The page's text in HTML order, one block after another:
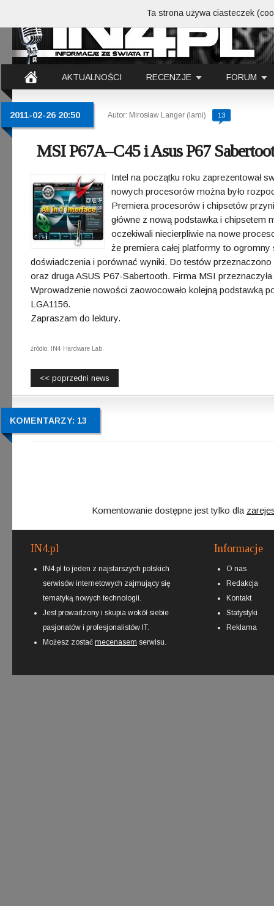
AKTUALNOŚCI RECENZJE FORUM
2011-02-26 20:50 Autor: Mirosław Langer (lami) 13
MSI P67A–C45 i Asus P67
Intel na początku roku zaprezentował
nowych procesorów można było
Premiera procesorów i chipsetów
główne z nową podstawka i chipsetem
oczekiwali niecierpliwie na nowe
że premiera całej platformy to
doświadczenia i porównać wyniki. Do testów
oraz druga ASUS P67-Sabertooth. Firma MSI
Wprowadzenie nowości zaowocowało kolejną podstawką
LGA1156.
Zapraszam do lektury.
źródło: IN4 Hardware Lab.
<< poprzedni news
KOMENTARZY: 13
Komentowanie dostępne jest tylko dla
IN4.pl
IN4.pl to jeden z najstarszych polskich
serwisów internetowych zajmujący się
tematyką nowych technologii.
Jest prowadzony i skupia wokół siebie
pasjonatów i profesjonalistów IT.
Możesz zostać mecenasem serwisu.
Informacje
O nas
Redakcja
Kontakt
Statystyki
Reklama
Ta strona używa ciasteczek